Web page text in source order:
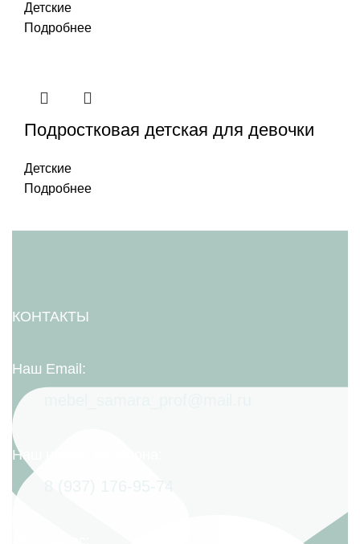
Детские
Подробнее
Подростковая детская для девочки
Детские
Подробнее
КОНТАКТЫ
Наш Email:
Наш номер телефона: